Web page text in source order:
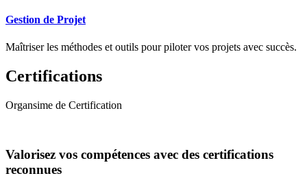
Gestion de Projet
Maîtriser les méthodes et outils pour piloter vos projets avec succès.
Certifications
Organsime de Certification
Valorisez vos compétences avec des certifications
reconnues